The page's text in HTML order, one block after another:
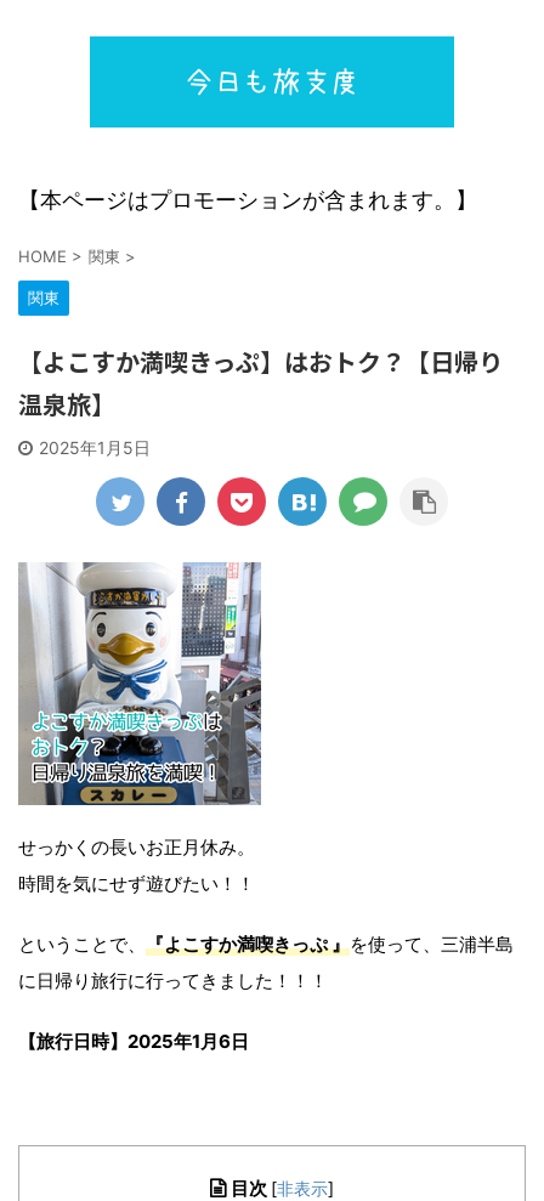
【本ページはプロモーションが含まれます。】
HOME > 関東 >
関東
【よこすか満喫きっぷ】はおトク？【日帰り
温泉旅】
2025年1月5日
せっかくの長いお正月休み。
時間を気にせず遊びたい！！
ということで、 『よこすか満喫きっぷ 』を使って、三浦半島
に日帰り旅行に行ってきました！！！
【旅行日時】2025年1月6日
目次 [非表示]